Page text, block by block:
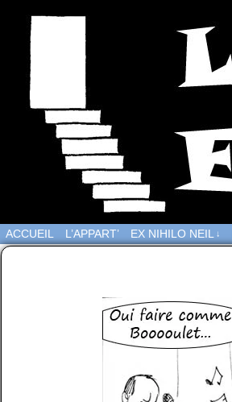
ACCUEIL L’APPART’ EX NIHILO NEIL ↓